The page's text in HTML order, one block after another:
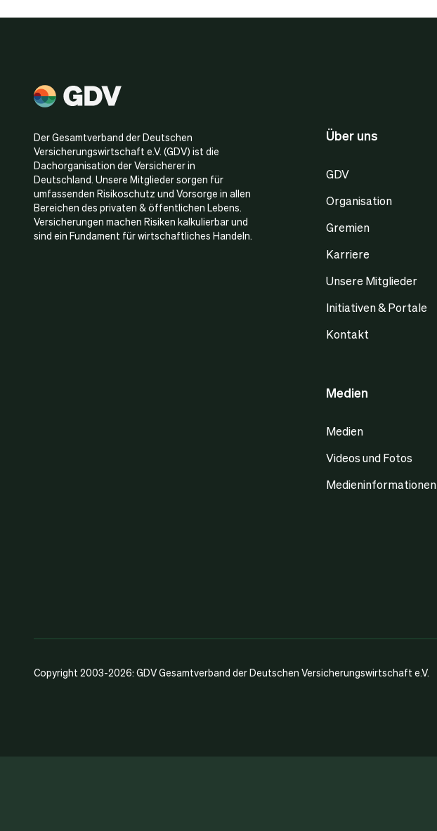
Der Gesamtverband der Deutschen
Versicherungswirtschaft e.V. (GDV) ist die
Dachorganisation der Versicherer in
Deutschland. Unsere Mitglieder sorgen für
umfassenden Risikoschutz und Vorsorge in allen
Bereichen des privaten & öffentlichen Lebens.
Versicherungen machen Risiken kalkulierbar und
sind ein Fundament für wirtschaftliches Handeln.
Über uns
GDV
Organisation
Gremien
Karriere
Unsere Mitglieder
Initiativen & Portale
Kontakt
Medien
Medien
Videos und Fotos
Medieninformationen
Copyright 2003-2026: GDV Gesamtverband der Deutschen Versicherungswirtschaft e.V.